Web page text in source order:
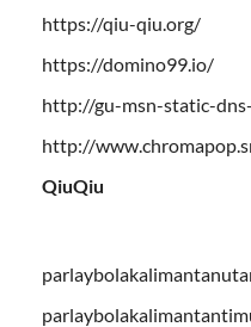
https://qiu-qiu.org/
https://domino99.io/
http://gu-msn-static-
http://
QiuQiu